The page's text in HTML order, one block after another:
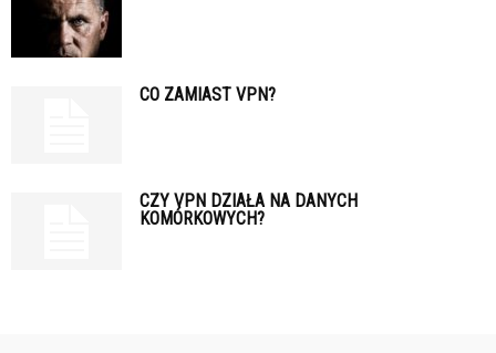
CO ZAMIAST VPN?
CZY VPN DZIAŁA NA DANYCH
KOMÓRKOWYCH?